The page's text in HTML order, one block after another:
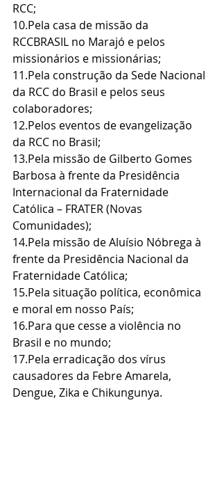
RCC;
10.Pela casa de missão da
RCCBRASIL no Marajó e pelos
missionários e missionárias;
11.Pela construção da Sede Nacional
da RCC do Brasil e pelos seus
colaboradores;
12.Pelos eventos de evangelização
da RCC no Brasil;
13.Pela missão de Gilberto Gomes
Barbosa à frente da Presidência
Internacional da Fraternidade
Católica – FRATER (Novas
Comunidades);
14.Pela missão de Aluísio Nóbrega à
frente da Presidência Nacional da
Fraternidade Católica;
15.Pela situação política, econômica
e moral em nosso País;
16.Para que cesse a violência no
Brasil e no mundo;
17.Pela erradicação dos vírus
causadores da Febre Amarela,
Dengue, Zika e Chikungunya.